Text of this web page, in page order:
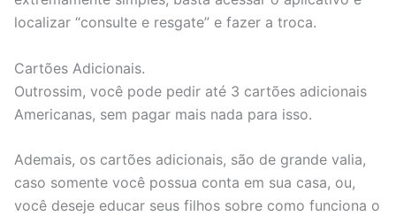
localizar “consulte e resgate” e fazer a troca.
Cartões Adicionais.
Outrossim, você pode pedir até 3 cartões adicionais
Americanas, sem pagar mais nada para isso.
Ademais, os cartões adicionais, são de grande valia,
caso somente você possua conta em sua casa, ou,
você deseje educar seus filhos sobre como funciona o